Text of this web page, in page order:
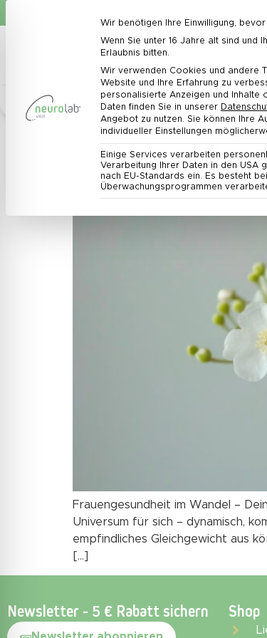
Bestseller Angebote Immunsystem
Frauengesundheit: Dein
Frauengesundheit im Wandel –
Universum für sich – dynamisch,
empfindliches Gleichgewicht aus
[…]
Newsletter - 5 € Rabatt sichern Shop
Datenschutz-
Wir benötigen Ihre Einwilligung,
Wenn Sie unter 16 Jahre alt sind und
Erlaubnis bitten.
Wir verwenden Cookies und andere
Website und Ihre Erfahrung zu
personalisierte Anzeigen und Inhalte
Daten finden Sie in unserer
Angebot zu nutzen. Sie können Ihre
individueller Einstellungen
Einige Services verarbeiten
Verarbeitung Ihrer Daten in den USA
nach EU-Standards ein. Es besteht
Überwachungsprogrammen